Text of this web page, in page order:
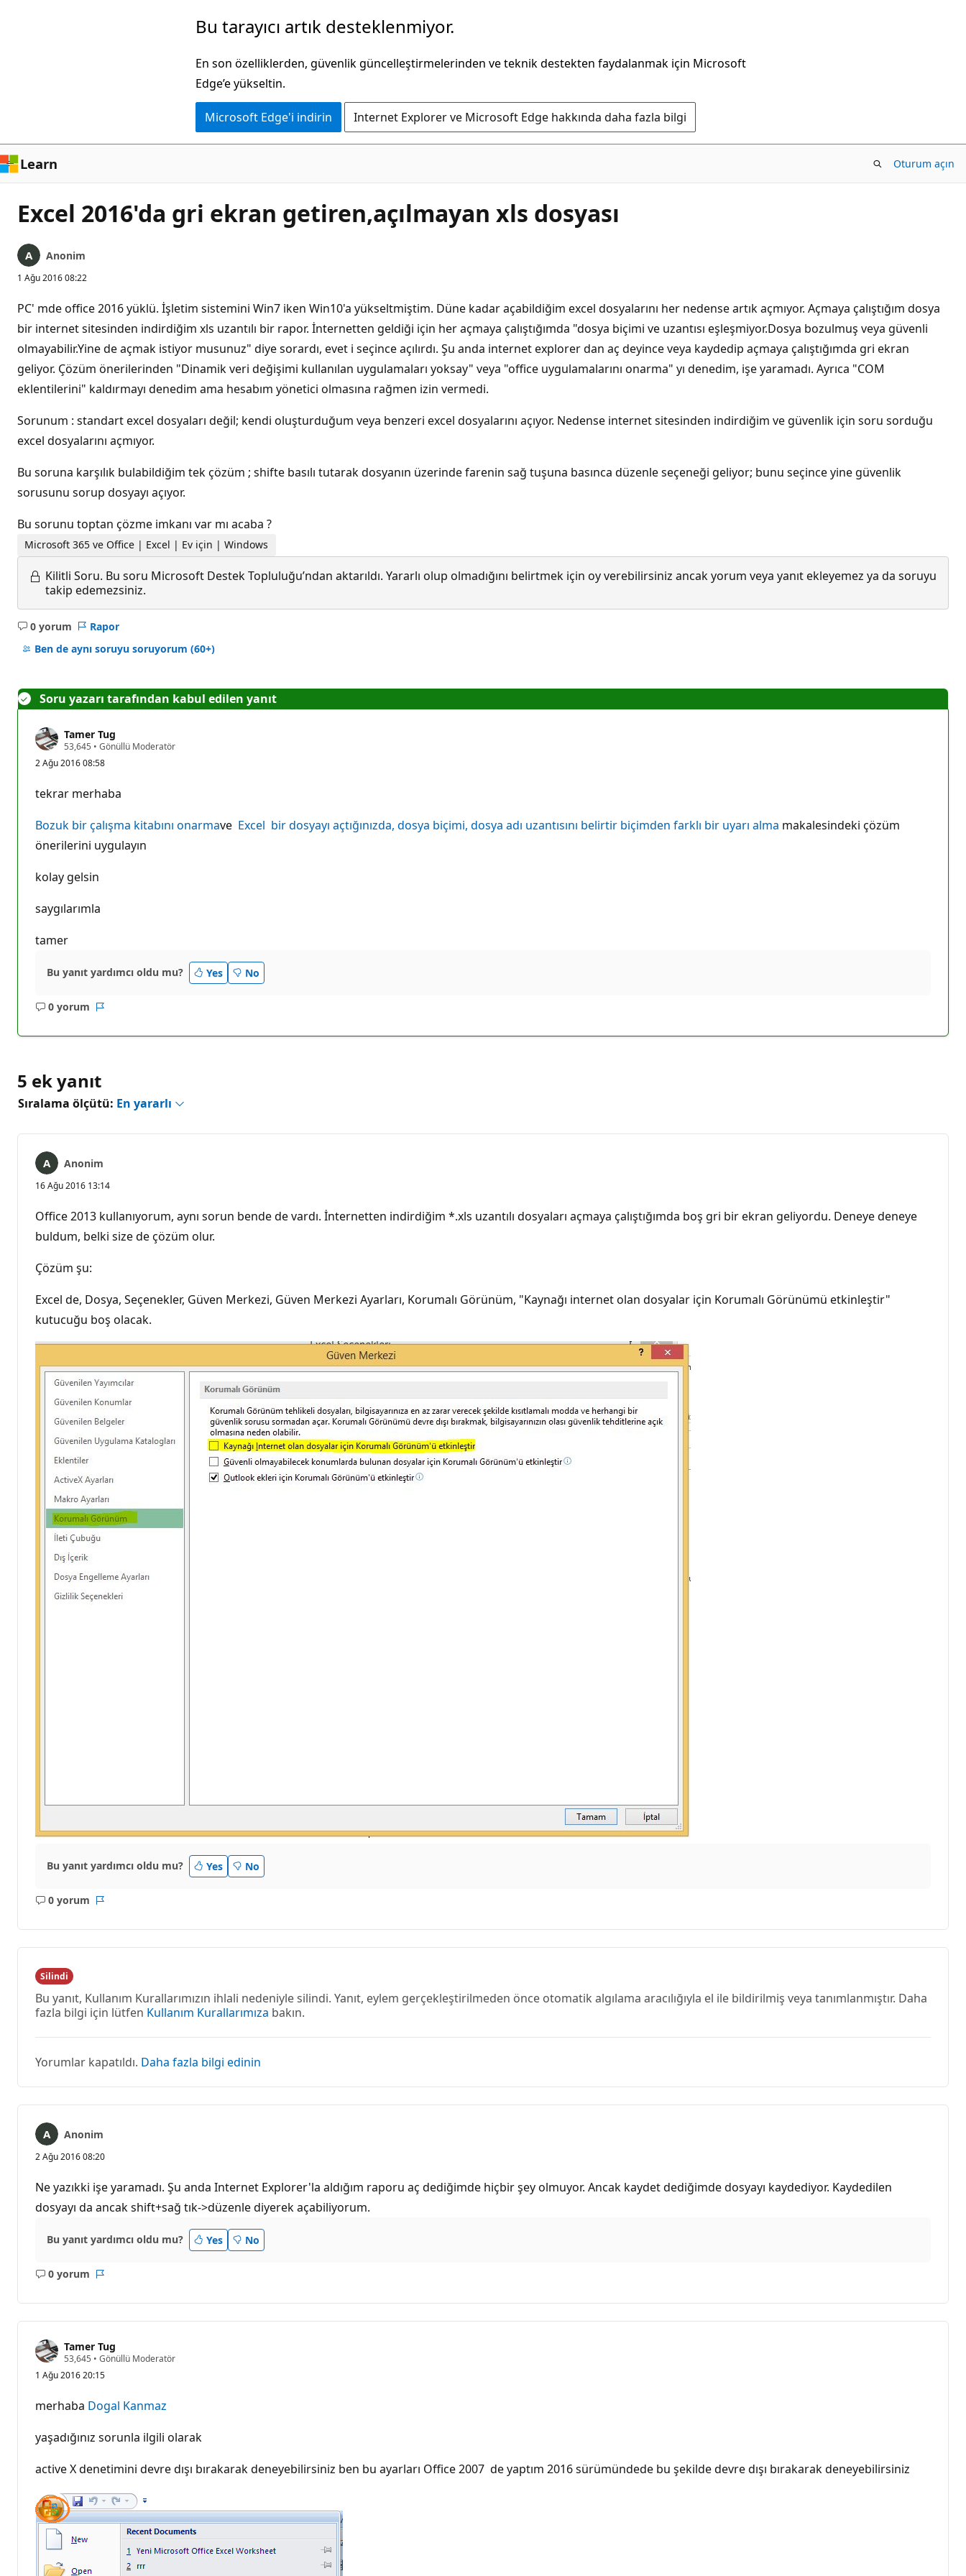
Bu tarayıcı artık desteklenmiyor.
En son özelliklerden, güvenlik güncelleştirmelerinden ve teknik destekten faydalanmak için Microsoft
Edge’e yükseltin.
Microsoft Edge'i indirin Internet Explorer ve Microsoft Edge hakkında daha fazla bilgi
Learn Oturum açın
Excel 2016'da gri ekran getiren,açılmayan xls dosyası
Anonim
1 Ağu 2016 08:22
PC' mde office 2016 yüklü. İşletim sistemini Win7 iken Win10'a yükseltmiştim. Düne kadar açabildiğim excel dosyalarını her nedense artık açmıyor. Açmaya çalıştığım dosya
bir internet sitesinden indirdiğim xls uzantılı bir rapor. İnternetten geldiği için her açmaya çalıştığımda "dosya biçimi ve uzantısı eşleşmiyor.Dosya bozulmuş veya güvenli
olmayabilir.Yine de açmak istiyor musunuz" diye sorardı, evet i seçince açılırdı. Şu anda internet explorer dan aç deyince veya kaydedip açmaya çalıştığımda gri ekran
geliyor. Çözüm önerilerinden "Dinamik veri değişimi kullanılan uygulamaları yoksay" veya "office uygulamalarını onarma" yı denedim, işe yaramadı. Ayrıca "COM
eklentilerini" kaldırmayı denedim ama hesabım yönetici olmasına rağmen izin vermedi.
Sorunum : standart excel dosyaları değil; kendi oluşturduğum veya benzeri excel dosyalarını açıyor. Nedense internet sitesinden indirdiğim ve güvenlik için soru sorduğu
excel dosyalarını açmıyor.
Bu soruna karşılık bulabildiğim tek çözüm ; shifte basılı tutarak dosyanın üzerinde farenin sağ tuşuna basınca düzenle seçeneği geliyor; bunu seçince yine güvenlik
sorusunu sorup dosyayı açıyor.
Bu sorunu toptan çözme imkanı var mı acaba ?
Microsoft 365 ve Office | Excel | Ev için | Windows
Kilitli Soru. Bu soru Microsoft Destek Topluluğu’ndan aktarıldı. Yararlı olup olmadığını belirtmek için oy verebilirsiniz ancak yorum veya yanıt ekleyemez ya da soruyu
takip edemezsiniz.
0 yorum
Açıklama
yok
Rapor
Ben de aynı soruyu soruyorum (60+)
Soru yazarı tarafından kabul edilen yanıt
Tamer Tug
53,645 S
y
ı
n
ı
k
p
u
n
• Gönüllü Moderatör
2 Ağu 2016 08:58
tekrar merhaba
Bozuk bir çalışma kitabını onarmave Excel bir dosyayı açtığınızda, dosya biçimi, dosya adı uzantısını belirtir biçimden farklı bir uyarı alma makalesindeki çözüm
önerilerini uygulayın
kolay gelsin
saygılarımla
tamer
Bu yanıt yardımcı oldu mu? Yes No
0 yorum
Açıklama
5 ek yanıt
Sıralama ölçütü: En yararlı
Anonim
16 Ağu 2016 13:14
Office 2013 kullanıyorum, aynı sorun bende de vardı. İnternetten indirdiğim *.xls uzantılı dosyaları açmaya çalıştığımda boş gri bir ekran geliyordu. Deneye deneye
buldum, belki size de çözüm olur.
Çözüm şu:
Excel de, Dosya, Seçenekler, Güven Merkezi, Güven Merkezi Ayarları, Korumalı Görünüm, "Kaynağı internet olan dosyalar için Korumalı Görünümü etkinleştir"
kutucuğu boş olacak.
Bu yanıt yardımcı oldu mu? Yes No
0 yorum
Açıklama
Silindi
Bu yanıt, Kullanım Kurallarımızın ihlali nedeniyle silindi. Yanıt, eylem gerçekleştirilmeden önce otomatik algılama aracılığıyla el ile bildirilmiş veya tanımlanmıştır. Daha
fazla bilgi için lütfen Kullanım Kurallarımıza bakın.
Yorumlar kapatıldı. Daha fazla bilgi edinin
Anonim
2 Ağu 2016 08:20
Ne yazıkki işe yaramadı. Şu anda Internet Explorer'la aldığım raporu aç dediğimde hiçbir şey olmuyor. Ancak kaydet dediğimde dosyayı kaydediyor. Kaydedilen
dosyayı da ancak shift+sağ tık->düzenle diyerek açabiliyorum.
Bu yanıt yardımcı oldu mu? Yes No
0 yorum
Açıklama
Tamer Tug
53,645 S
y
ı
n
ı
k
u
a
ı
• Gönüllü Moderatör
1 Ağu 2016 20:15
merhaba Dogal Kanmaz
yaşadığınız sorunla ilgili olarak
active X denetimini devre dışı bırakarak deneyebilirsiniz ben bu ayarları Office 2007 de yaptım 2016 sürümündede bu şekilde devre dışı bırakarak deneyebilirsiniz